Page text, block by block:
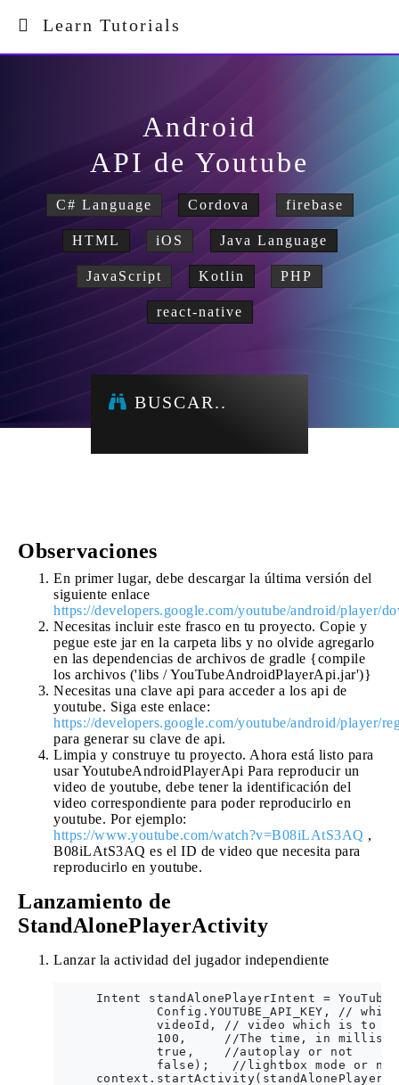
Learn Tutorials
Android
API de Youtube
C# Language Cordova firebase
HTML iOS Java Language
JavaScript Kotlin PHP
react-native
BUSCAR..
Observaciones
En primer lugar, debe descargar la última versión del
siguiente enlace
https://developers.google.com/youtube/android/player/
Necesitas incluir este frasco en tu proyecto. Copie y
pegue este jar en la carpeta libs y no olvide agregarlo
en las dependencias de archivos de gradle {compile
los archivos ('libs / YouTubeAndroidPlayerApi.jar')}
Necesitas una clave api para acceder a los api de
youtube. Siga este enlace:
https://developers.google.com/youtube/android/player/
para generar su clave de api.
Limpia y construye tu proyecto. Ahora está listo para
usar YoutubeAndroidPlayerApi Para reproducir un
video de youtube, debe tener la identificación del
video correspondiente para poder reproducirlo en
youtube. Por ejemplo:
https://www.youtube.com/watch?v=B08iLAtS3AQ ,
B08iLAtS3AQ es el ID de video que necesita para
reproducirlo en youtube.
Lanzamiento de
StandAlonePlayerActivity
Lanzar la actividad del jugador independiente
Intent standAlonePlayerIntent =
Config.YOUTUBE_API_KEY, //
videoId, // video which is to
100,     //The time, in
             true,    //autoplay or not
false);   //lightbox mode or